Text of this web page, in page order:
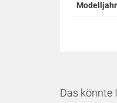
Das könnte